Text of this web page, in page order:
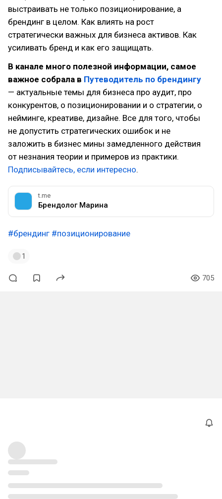
выстраивать не только позиционирование, а
брендинг в целом. Как влиять на рост
стратегически важных для бизнеса активов. Как
усиливать бренд и как его защищать.
В канале много полезной информации, самое
важное собрала в Путеводитель по брендингу
— актуальные темы для бизнеса про аудит, про
конкурентов, о позиционировании и о стратегии, о
нейминге, креативе, дизайне. Все для того, чтобы
не допустить стратегических ошибок и не
заложить в бизнес мины замедленного действия
от незнания теории и примеров из практики.
Подписывайтесь, если интересно.
t.me
Брендолог Марина
#брендинг #позиционирование
1
705